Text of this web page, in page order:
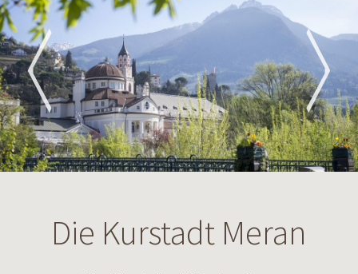
Die Kurstadt Meran